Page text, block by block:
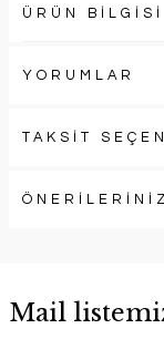
ÜRÜN BİLGİSİ
YORUMLAR
TAKSİT
ÖNERİLERİNİZ
Mail